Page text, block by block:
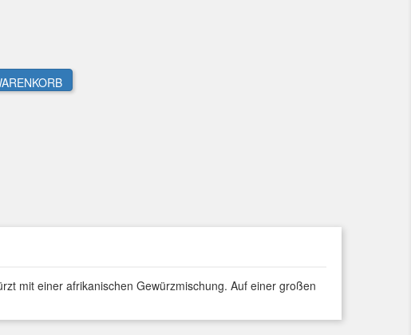
mit einer afrikanischen Gewürzmischung. Auf einer großen